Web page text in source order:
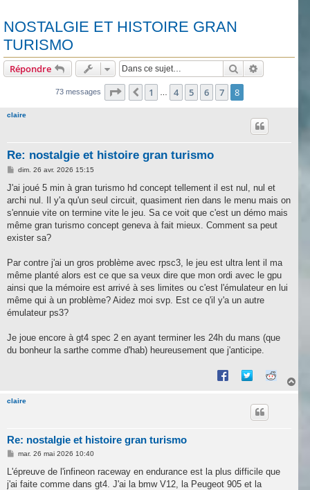
NOSTALGIE ET HISTOIRE GRAN
TURISMO
Répondre Rechercher
73 messages Page sur
Précédente
1 4 5 6 7 8
claire
Re: nostalgie et histoire gran turismo
M
s
a
g
dim. 26 avr. 2026 15:15
J'ai joué 5 min à gran turismo hd concept tellement il est nul, nul et
archi nul. Il y'a qu'un seul circuit, quasiment rien dans le menu mais on
s'ennuie vite on termine vite le jeu. Sa ce voit que c'est un démo mais
même gran turismo concept geneva à fait mieux. Comment sa peut
exister sa?
Par contre j'ai un gros problème avec rpsc3, le jeu est ultra lent il ma
même planté alors est ce que sa veux dire que mon ordi avec le gpu
ainsi que la mémoire est arrivé à ses limites ou c'est l'émulateur en lui
même qui à un problème? Aidez moi svp. Est ce q'il y'a un autre
émulateur ps3?
Je joue encore à gt4 spec 2 en ayant terminer les 24h du mans (que
du bonheur la sarthe comme d'hab) heureusement que j'anticipe.
claire
Re: nostalgie et histoire gran turismo
M
s
s
a
mar. 26 mai 2026 10:40
L'épreuve de l'infineon raceway en endurance est la plus difficile que
j'ai faite comme dans gt4. J'ai la bmw V12, la Peugeot 905 et la